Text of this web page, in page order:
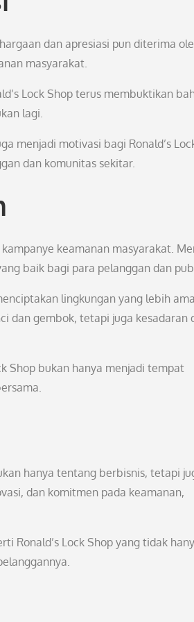
dan apresiasi pun diterima
masyarakat.
Lock Shop terus membuktikan
lagi.
menjadi motivasi bagi Ronald’s
dan komunitas sekitar.
keamanan masyarakat.
baik bagi para pelanggan dan
lingkungan yang lebih
dan gembok, tetapi juga kesadaran
Shop bukan hanya menjadi tempat
hanya tentang berbisnis, tetapi
dan komitmen pada keamanan,
Ronald’s Lock Shop yang tidak